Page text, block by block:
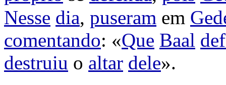
Nesse dia, puseram em
comentando: «Que Baal
destruiu o altar dele».